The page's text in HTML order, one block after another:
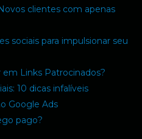
clientes com apenas
sociais para impulsionar seu
Links Patrocinados?
10 dicas infalíveis
Google Ads
pago?